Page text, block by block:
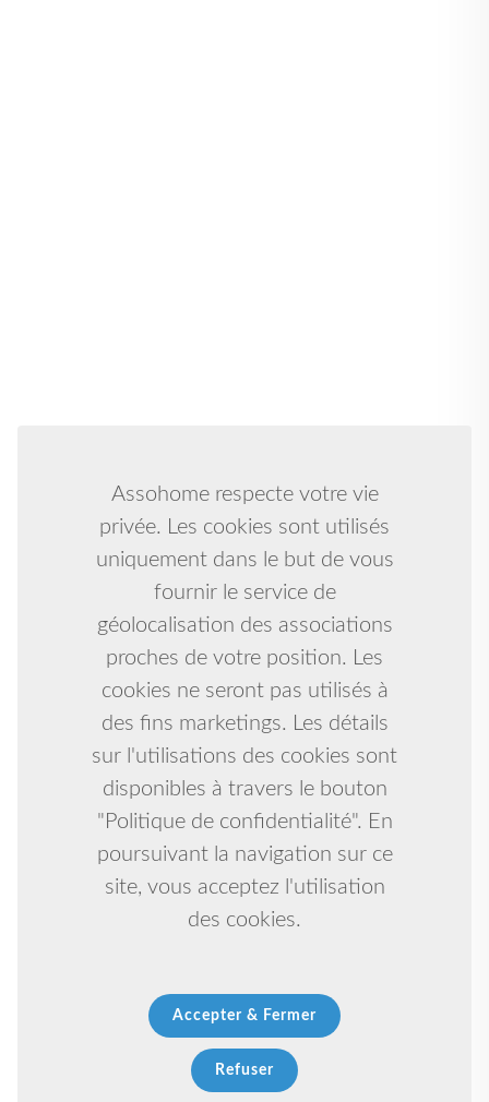
Assohome respecte votre vie
privée. Les cookies sont utilisés
uniquement dans le but de vous
fournir le service de
géolocalisation des associations
proches de votre position. Les
cookies ne seront pas utilisés à
des fins marketings. Les détails
sur l'utilisations des cookies sont
disponibles à travers le bouton
"Politique de confidentialité". En
poursuivant la navigation sur ce
site, vous acceptez l'utilisation
des cookies.
Accepter & Fermer
Refuser